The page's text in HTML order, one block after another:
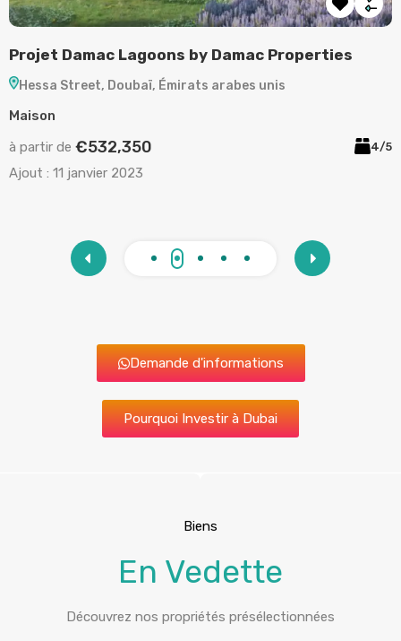
Demande d'informations
Pourquoi Investir à Dubai
Biens
En Vedette
Découvrez nos propriétés présélectionnées